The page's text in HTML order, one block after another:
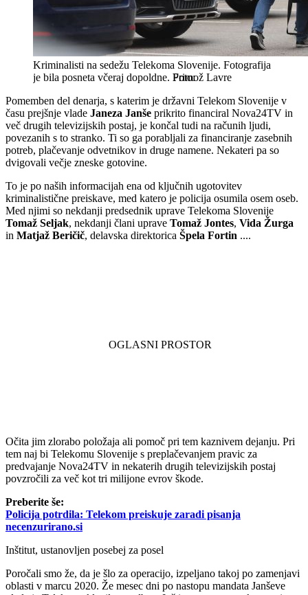
Kriminalisti na sedežu Telekoma Slovenije. Fotografija
je bila posneta včeraj dopoldne. Primož Lavre
Pomemben del denarja, s katerim je državni Telekom Slovenije v
času prejšnje vlade Janeza Janše prikrito financiral Nova24TV in
več drugih televizijskih postaj, je končal tudi na računih ljudi,
povezanih s to stranko. Ti so ga porabljali za financiranje zasebnih
potreb, plačevanje odvetnikov in druge namene. Nekateri pa so
dvigovali večje zneske gotovine.
To je po naših informacijah ena od ključnih ugotovitev
kriminalistične preiskave, med katero je policija osumila osem oseb.
Med njimi so nekdanji predsednik uprave Telekoma Slovenije
Tomaž Seljak, nekdanji člani uprave Tomaž Jontes, Vida Žurga
in Matjaž Beričič, delavska direktorica Špela Fortin ....
Očita jim zlorabo položaja ali pomoč pri tem kaznivem dejanju. Pri
tem naj bi Telekomu Slovenije s preplačevanjem pravic za
predvajanje Nova24TV in nekaterih drugih televizijskih postaj
povzročili za več kot tri milijone evrov škode.
Preberite še:
Policija potrdila: Telekom preiskuje zaradi pisanja
necenzurirano.si
Inštitut, ustanovljen posebej za posel
Poročali smo že, da je šlo za operacijo, izpeljano takoj po zamenjavi
oblasti v marcu 2020. Že mesec dni po nastopu mandata Janševe